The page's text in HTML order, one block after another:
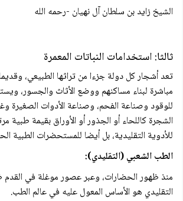
الشيخ زايد بن سلطان آل نهيان -رحمه الله
ثالثا: استخدامات النباتات المعمرة
تعد أشجار كل دولة جزءا من تراثها الطبيعي،
مباشرة لبناء مساكنهم ووضع الأثاث والجسور،
للوقود وصناعة الفحم، وصناعة الأدوات الصغيرة
الشجرة كاللحاء أو الجذور أو الأوراق بقيمة
للأدوية التقليدية، بل أيضا للمستحضرات الطبية
الطب الشعبي (التقليدي):
منذ ظهور الحضارات، وعبر عصور موغلة في
التقليدي هو الأساس المعول عليه في عالم الطب.